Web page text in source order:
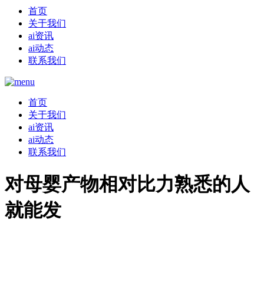
首页
关于我们
ai资讯
ai动态
联系我们
首页
关于我们
ai资讯
ai动态
联系我们
对母婴产物相对比力熟悉的人
就能发